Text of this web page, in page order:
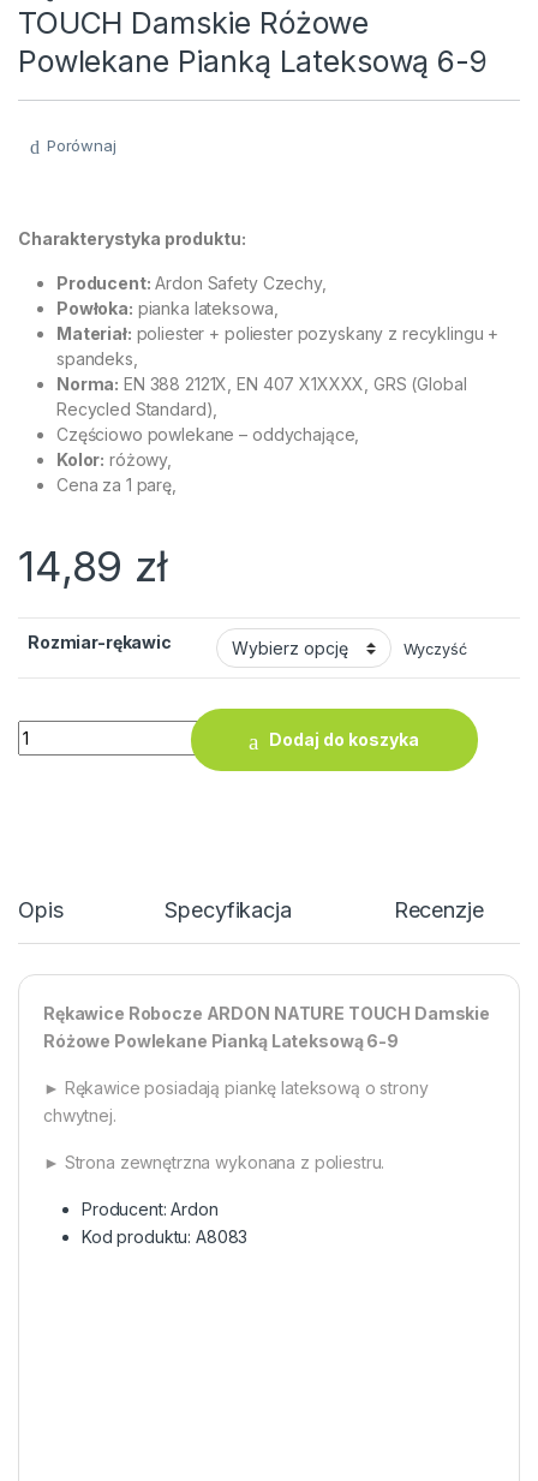
TOUCH Damskie Różowe
Powlekane Pianką Lateksową 6-9
Porównaj
Charakterystyka produktu:
Producent: Ardon Safety Czechy,
Powłoka: pianka lateksowa,
Materiał: poliester + poliester pozyskany z recyklingu +
spandeks,
Norma: EN 388 2121X, EN 407 X1XXXX, GRS (Global
Recycled Standard),
Częściowo powlekane – oddychające,
Kolor: różowy,
Cena za 1 parę,
14,89 zł
Rozmiar-rękawic Wyczyść
ilość Rękawice Robocze ARDON NATURE TOUCH Damskie
Dodaj do koszyka
Opis Specyfikacja Recenzje
Rękawice Robocze ARDON NATURE TOUCH Damskie
Różowe Powlekane Pianką Lateksową 6-9
► Rękawice posiadają piankę lateksową o strony
chwytnej.
► Strona zewnętrzna wykonana z poliestru.
Producent: Ardon
Kod produktu: A8083